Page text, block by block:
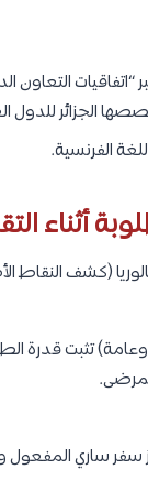
“اتفاقيات التعاون
الجزائر للدول
الفرنسية.
أثناء
(كشف النقاط
تثبت قدرة
سفر ساري